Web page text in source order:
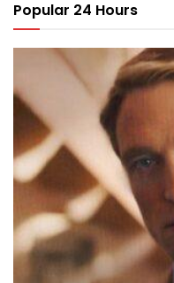
Popular 24 Hours